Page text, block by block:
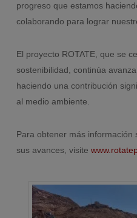
progreso que estamos
colaborando para lograr
El proyecto ROTATE, que se
sostenibilidad, continúa
haciendo una contribución
al medio ambiente.
Para obtener más información
sus avances, visite